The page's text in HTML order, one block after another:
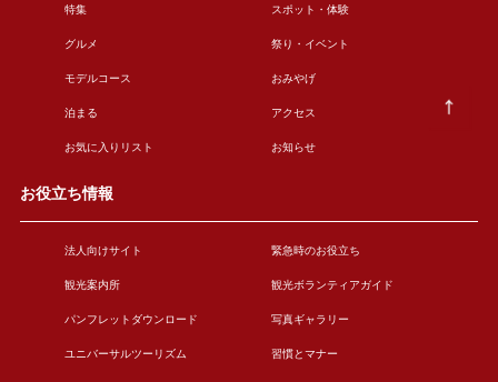
特集 スポット・体験
グルメ 祭り・イベント
モデルコース おみやげ
泊まる アクセス
お気に入りリスト お知らせ
お役立ち情報
法人向けサイト 緊急時のお役立ち
観光案内所 観光ボランティアガイド
パンフレットダウンロード 写真ギャラリー
ユニバーサルツーリズム 習慣とマナー